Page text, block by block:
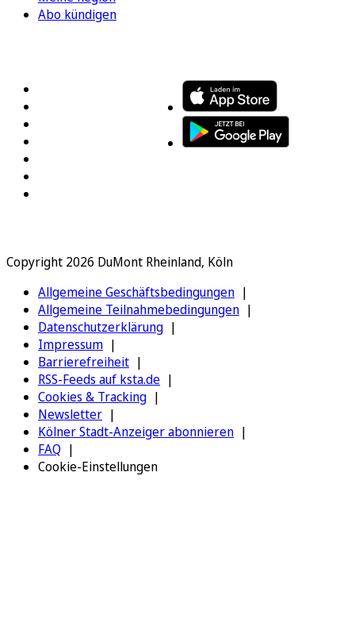
Abo kündigen
Copyright 2026 DuMont Rheinland, Köln
Allgemeine Geschäftsbedingungen
Allgemeine Teilnahmebedingungen
Datenschutzerklärung
Impressum
Barrierefreiheit
RSS-Feeds auf ksta.de
Cookies & Tracking
Newsletter
Kölner Stadt-Anzeiger abonnieren
FAQ
Cookie-Einstellungen